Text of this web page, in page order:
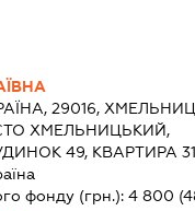
29016,
ХМЕЛЬНИЦЬКИЙ,
49, КВАРТИРА 31
фонду (грн.):4 800